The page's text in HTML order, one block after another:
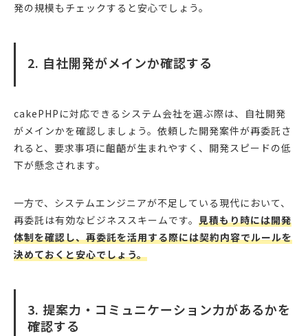
発の規模もチェックすると安心でしょう。
2. 自社開発がメインか確認する
cakePHPに対応できるシステム会社を選ぶ際は、自社開発
がメインかを確認しましょう。依頼した開発案件が再委託さ
れると、要求事項に齟齬が生まれやすく、開発スピードの低
下が懸念されます。
一方で、システムエンジニアが不足している現代において、
再委託は有効なビジネススキームです。 見積もり時には開発
体制を確認し、再委託を活用する際には契約内容でルールを
決めておくと安心でしょう。
3. 提案力・コミュニケーション力があるかを
確認する